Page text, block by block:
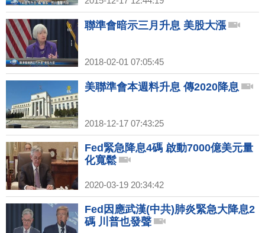
聯準會暗示三月升息 美股大漲
2018-02-01 07:05:45
美聯準會本週料升息 傳2020降息
2018-12-17 07:43:25
Fed緊急降息4碼 啟動7000億美元量
化寬鬆
2020-03-19 20:34:42
Fed因應武漢(中共)肺炎緊急大降息2
碼 川普也發聲